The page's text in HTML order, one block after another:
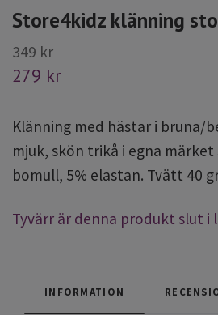
Store4kidz klänning
349 kr
279 kr
Klänning med hästar i bruna/
mjuk, skön trikå i egna märket
bomull, 5% elastan. Tvätt 40
Tyvärr är denna produkt slut i
INFORMATION